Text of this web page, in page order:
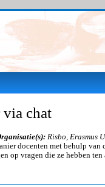
chat
Risbo, Erasmus
docenten met behulp van
op vragen die ze hebben ten